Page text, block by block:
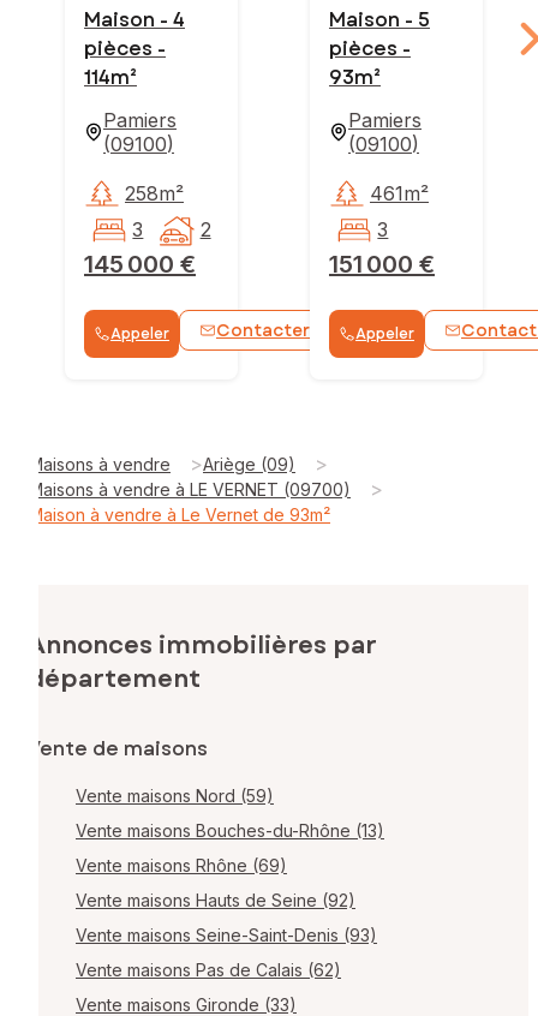
Maison - 4
pièces -
114m²
Pamiers
(09100)
145 000 €
258m²
3
2
Appeler Contacter WhatsApp
Maison - 5
pièces -
93m²
Pamiers
(09100)
151 000 €
461m²
3
Appeler
Maisons à vendre >Ariège (09) >
Maisons à vendre à LE VERNET (09700) >
Maison à vendre à Le Vernet de 93m²
Annonces immobilières par
département
Vente de maisons
Vente maisons Nord (59)
Vente maisons Bouches-du-Rhône (13)
Vente maisons Rhône (69)
Vente maisons Hauts de Seine (92)
Vente maisons Seine-Saint-Denis (93)
Vente maisons Pas de Calais (62)
Vente maisons Gironde (33)